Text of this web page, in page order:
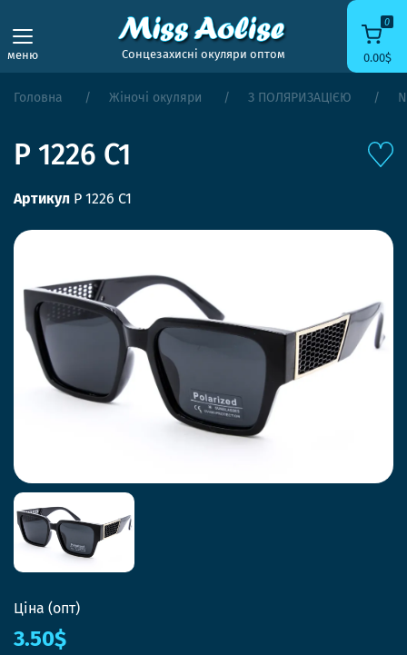
меню Сонцезахисні окуляри оптом
0
0.00$
Головна Жіночі окуляри З ПОЛЯРИЗАЦІЄЮ
P 1226 C1
Артикул P 1226 C1
Ціна (опт)
3.50$